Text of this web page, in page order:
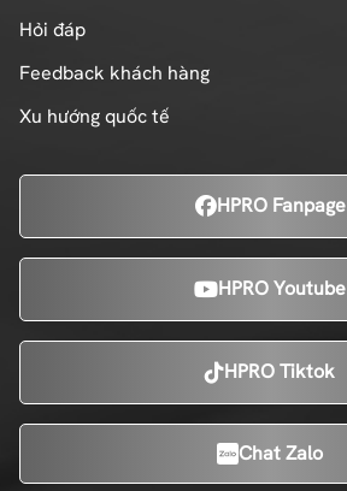
Hỏi đáp
Feedback khách hàng
Xu hướng quốc tế
HPRO Fanpage
HPRO Youtube
HPRO Tiktok
Chat Zalo